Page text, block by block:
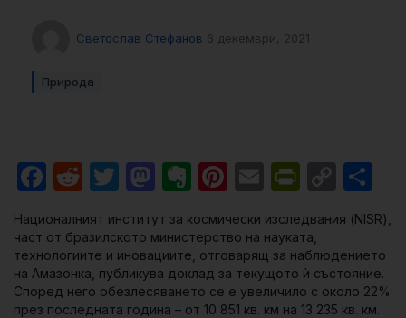
Светослав Стефанов 6 декември, 2021
Природа
Facebook
RedditTwitter
Mastodon
Evernote
Pinterest
Email
Link
Националният институт за космически изследвания (NISR),
част от бразилското министерство на науката,
технологиите и иновациите, отговарящ за наблюдението
на Амазонка, публикува доклад за текущото ѝ състояние.
Според него обезлесяването се е увеличило с около 22%
през последната година – от 10 851 кв. км на 13 235 кв. км.